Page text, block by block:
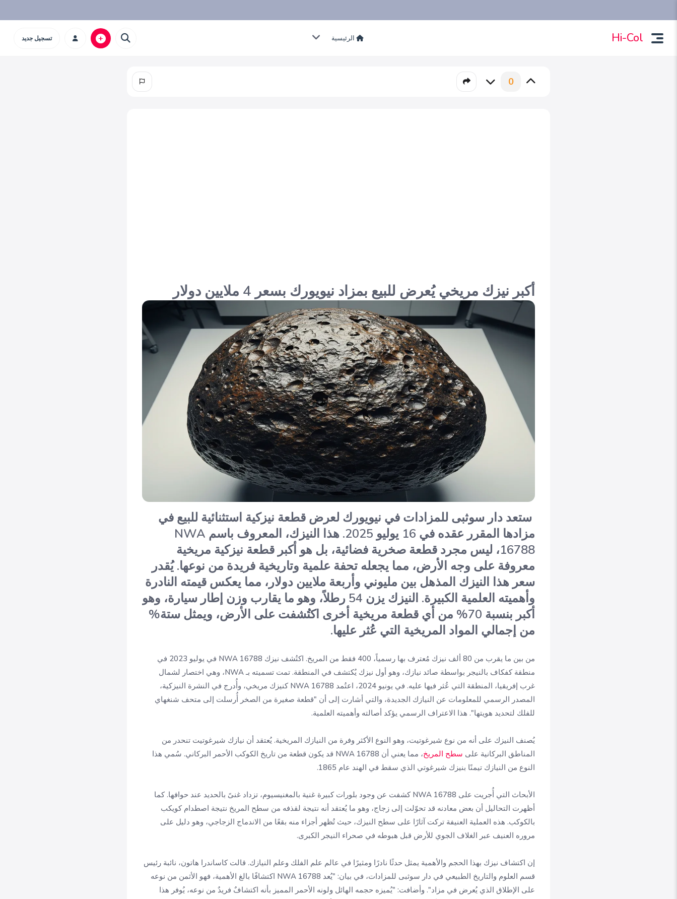
Hi-Col الرئيسية تسجيل جديد
0
أكبر نيزك مريخي يُعرض للبيع بمزاد نيويورك بسعر 4 ملايين دولار
ستعد دار سوثبى للمزادات في نيويورك لعرض قطعة نيزكية استثنائية للبيع في
مزادها المقرر عقده في 16 يوليو 2025. هذا النيزك، المعروف باسم NWA
16788، ليس مجرد قطعة صخرية فضائية، بل هو أكبر قطعة نيزكية مريخية
معروفة على وجه الأرض، مما يجعله تحفة علمية وتاريخية فريدة من نوعها. يُقدر
سعر هذا النيزك المذهل بين مليوني وأربعة ملايين دولار، مما يعكس قيمته النادرة
وأهميته العلمية الكبيرة. النيزك يزن 54 رطلاً، وهو ما يقارب وزن إطار سيارة، وهو
أكبر بنسبة 70% من أي قطعة مريخية أخرى اكتُشفت على الأرض، ويمثل ستة%
من إجمالي المواد المريخية التي عُثر عليها.
من بين ما يقرب من 80 ألف نيزك مُعترف بها رسمياً، 400 فقط من المريخ. اكتُشف نيزك NWA 16788 في يوليو 2023 في
منطقة كفكاف بالنيجر بواسطة صائد نيازك، وهو أول نيزك يُكتشف في المنطقة. تمت تسميته بـ NWA، وهي اختصار لشمال
غرب إفريقيا، المنطقة التي عُثر فيها عليه. في يونيو 2024، اعتُمد NWA 16788 كنيزك مريخي، وأُدرج في النشرة النيزكية،
المصدر الرسمي للمعلومات عن النيازك الجديدة، والتي أشارت إلى أن "قطعة صغيرة من الصخر أُرسلت إلى متحف شنغهاي
للفلك لتحديد هويتها". هذا الاعتراف الرسمي يؤكد أصالته وأهميته العلمية.
يُصنف النيزك على أنه من نوع شيرغوتيت، وهو النوع الأكثر وفرة من النيازك المريخية. يُعتقد أن نيازك شيرغوتيت تنحدر من
المناطق البركانية على سطح المريخ
، مما يعني أن NWA 16788 قد يكون قطعة من تاريخ الكوكب الأحمر البركاني. سُمي هذا
النوع من النيازك تيمنًا بنيزك شيرغوتي الذي سقط في الهند عام 1865.
الأبحاث التي أُجريت على NWA 16788 كشفت عن وجود بلورات كبيرة غنية بالمغنيسيوم، تزداد غنىً بالحديد عند حوافها. كما
أظهرت التحاليل أن بعض معادنه قد تحوّلت إلى زجاج، وهو ما يُعتقد أنه نتيجة لقذفه من سطح المريخ نتيجة اصطدام كويكب
بالكوكب. هذه العملية العنيفة تركت آثارًا على سطح النيزك، حيث تُظهر أجزاء منه بقعًا من الاندماج الزجاجي، وهو دليل على
مروره العنيف عبر الغلاف الجوي للأرض قبل هبوطه في صحراء النيجر الكبرى.
إن اكتشاف نيزك بهذا الحجم والأهمية يمثل حدثًا نادرًا ومثيرًا في عالم علم الفلك وعلم النيازك. قالت كاساندرا هاتون، نائبة رئيس
قسم العلوم والتاريخ الطبيعي في دار سوثبى للمزادات، في بيان: "يُعد NWA 16788 اكتشافًا بالغ الأهمية، فهو الأثمن من نوعه
على الإطلاق الذي يُعرض في مزاد". وأضافت: "يُميزه حجمه الهائل ولونه الأحمر المميز بأنه اكتشافٌ فريدٌ من نوعه، يُوفر هذا